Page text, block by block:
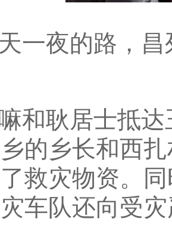
一夜的路，
和耿居士抵
的乡长和西
救灾物资。
车队还向受